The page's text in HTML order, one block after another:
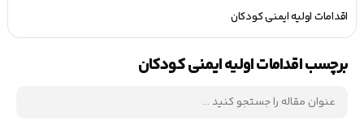
اقدامات اولیه ایمنی کودکان
برچسب اقدامات اولیه ایمنی کودکان